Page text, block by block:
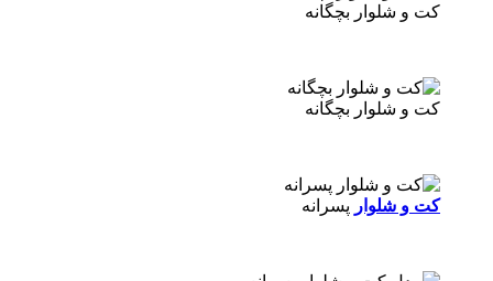
و شلوار بچگانه
و شلوار بچگانه
و شلوار پسرانه